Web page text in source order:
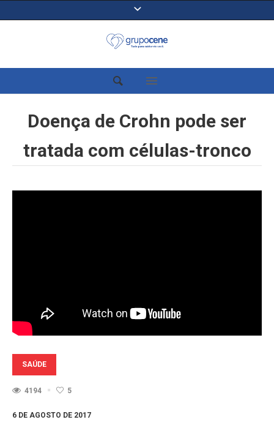
Doença de Crohn pode ser
tratada com células-tronco
SAÚDE
4194 5
6 DE AGOSTO DE 2017